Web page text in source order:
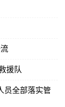
一流
援队
员全部落实管